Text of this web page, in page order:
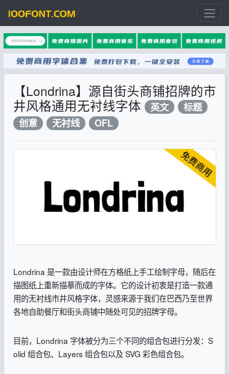
【Londrina】源自街头商铺招牌的市
井风格通用无衬线字体
英文
标题
创意
无衬线 OFL
Londrina 是一款由设计师在方格纸上手工绘制字母，随后在
描图纸上重新描摹而成的字体。它的设计初衷是打造一款通
用的无衬线市井风格字体，灵感来源于我们在巴西乃至世界
各地自助餐厅和街头商铺中随处可见的招牌字母。
目前，Londrina 字体被分为三个不同的组合包进行分发：S
olid 组合包、Layers 组合包以及 SVG 彩色组合包。